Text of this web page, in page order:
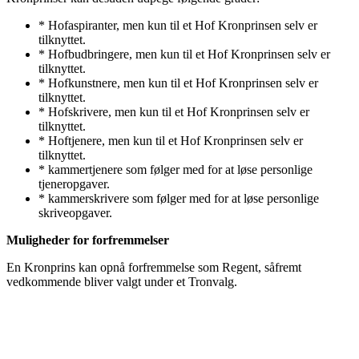
* Hofaspiranter, men kun til et Hof Kronprinsen selv er
tilknyttet.
* Hofbudbringere, men kun til et Hof Kronprinsen selv er
tilknyttet.
* Hofkunstnere, men kun til et Hof Kronprinsen selv er
tilknyttet.
* Hofskrivere, men kun til et Hof Kronprinsen selv er
tilknyttet.
* Hoftjenere, men kun til et Hof Kronprinsen selv er
tilknyttet.
* kammertjenere som følger med for at løse personlige
tjeneropgaver.
* kammerskrivere som følger med for at løse personlige
skriveopgaver.
Muligheder for forfremmelser
En Kronprins kan opnå forfremmelse som Regent, såfremt
vedkommende bliver valgt under et Tronvalg.